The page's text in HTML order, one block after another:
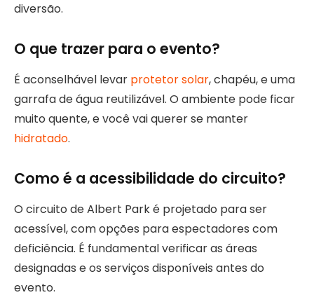
diversão.
O que trazer para o evento?
É aconselhável levar protetor solar, chapéu, e uma
garrafa de água reutilizável. O ambiente pode ficar
muito quente, e você vai querer se manter
hidratado.
Como é a acessibilidade do circuito?
O circuito de Albert Park é projetado para ser
acessível, com opções para espectadores com
deficiência. É fundamental verificar as áreas
designadas e os serviços disponíveis antes do
evento.